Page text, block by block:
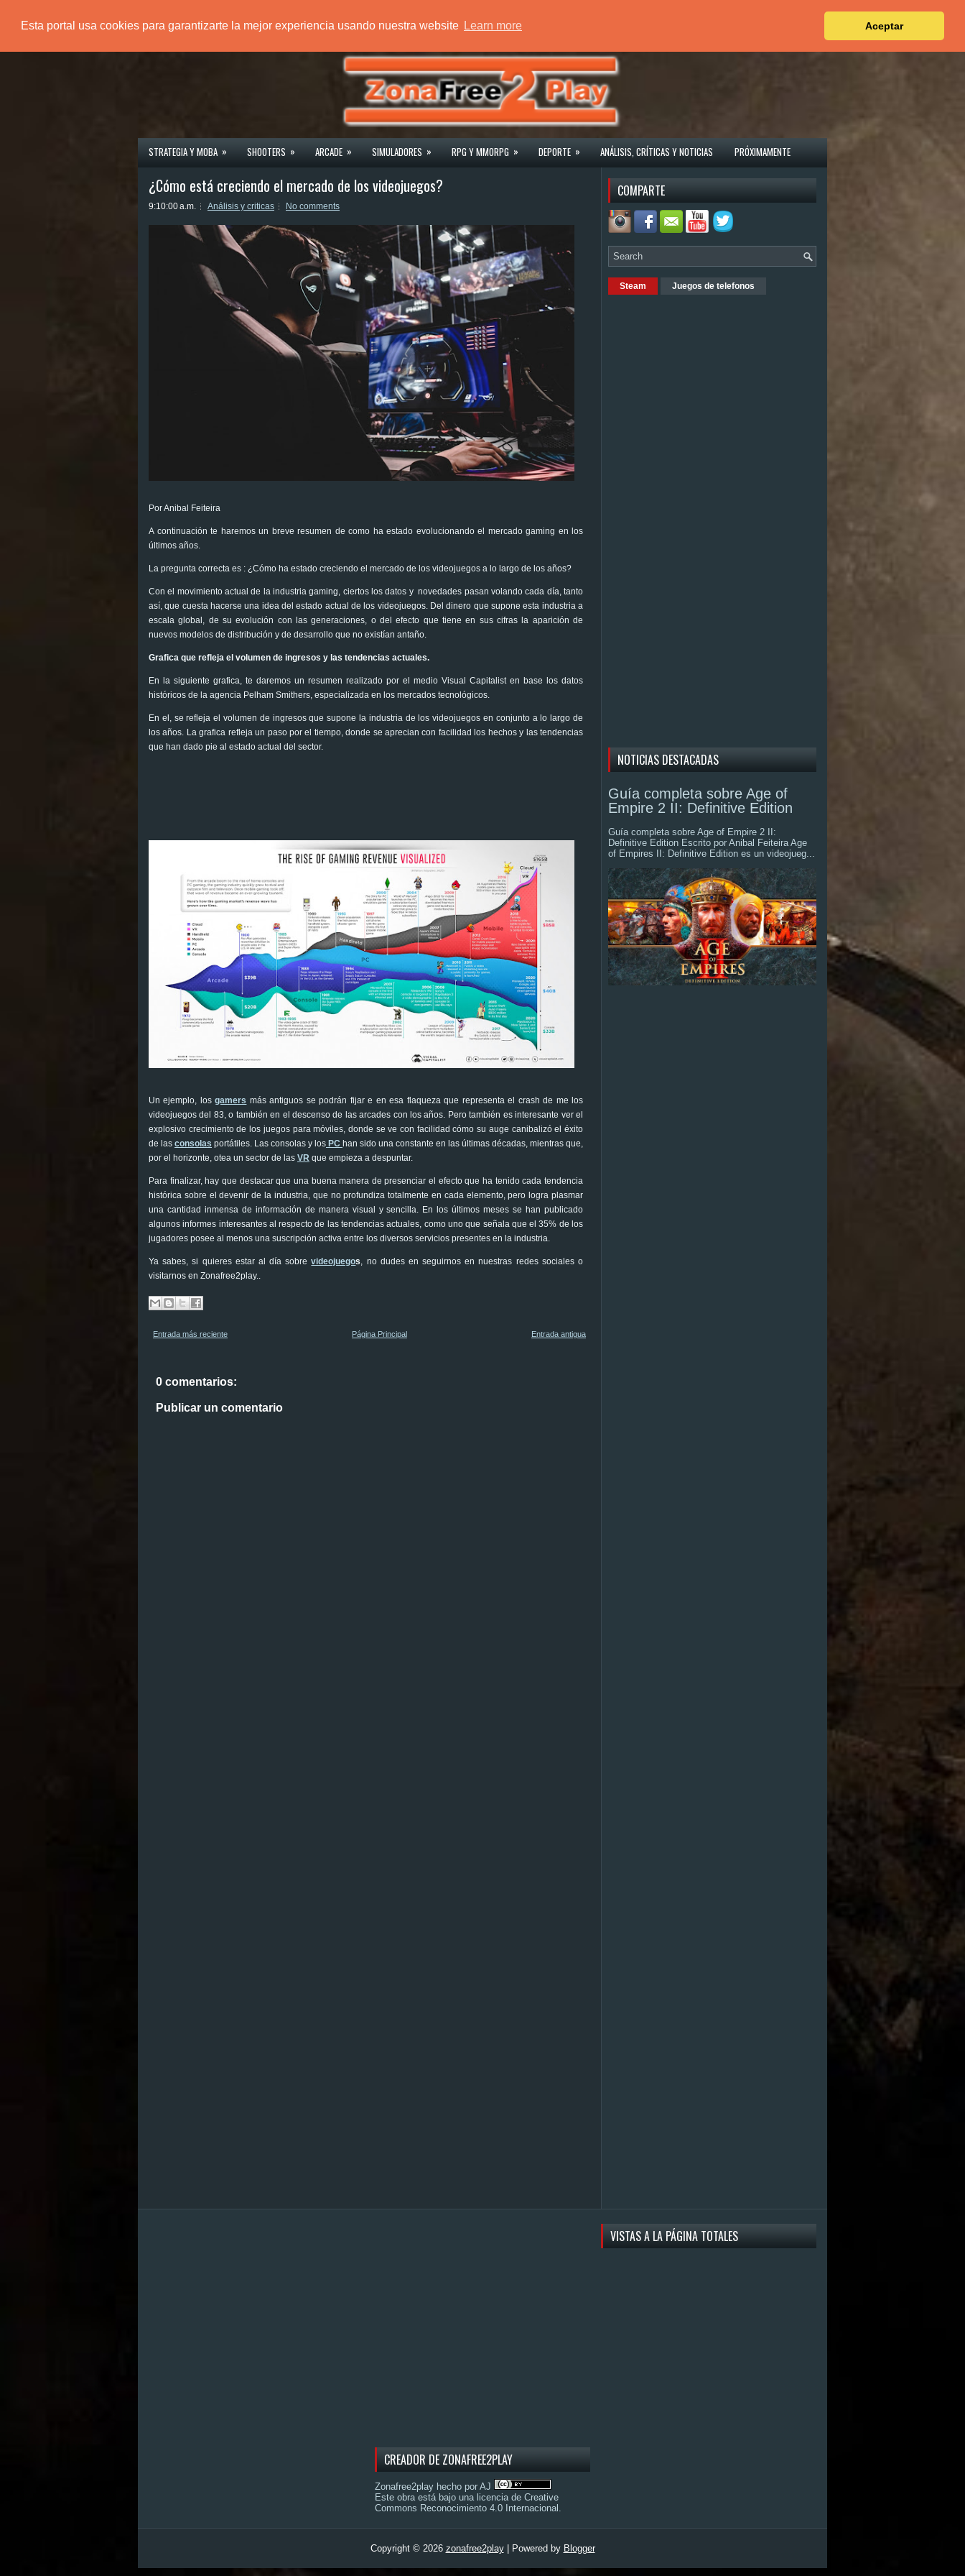
Esta portal usa cookies para garantizarte la mejor experiencia usando nuestra website Learn more Aceptar
PÁGINA PRINCIPAL
STRATEGIA Y MOBA » SHOOTERS » ARCADE » SIMULADORES » RPG Y MMORPG » DEPORTE » ANÁLISIS, CRÍTICAS Y NOTICIAS PRÓXIMAMENTE
¿Cómo está creciendo el mercado de los videojuegos?
9:10:00 a.m. Análisis y criticas No comments
Por Anibal Feiteira
A continuación te haremos un breve resumen de como ha estado evolucionando el mercado gaming en los
últimos años.
La pregunta correcta es : ¿Cómo ha estado creciendo el mercado de los videojuegos a lo largo de los años?
Con el movimiento actual de la industria gaming, ciertos los datos y novedades pasan volando cada día, tanto
así, que cuesta hacerse una idea del estado actual de los videojuegos. Del dinero que supone esta industria a
escala global, de su evolución con las generaciones, o del efecto que tiene en sus cifras la aparición de
nuevos modelos de distribución y de desarrollo que no existían antaño.
Grafica que refleja el volumen de ingresos y las tendencias actuales.
En la siguiente grafica, te daremos un resumen realizado por el medio Visual Capitalist en base los datos
históricos de la agencia Pelham Smithers, especializada en los mercados tecnológicos.
En el, se refleja el volumen de ingresos que supone la industria de los videojuegos en conjunto a lo largo de
los años. La grafica refleja un paso por el tiempo, donde se aprecian con facilidad los hechos y las tendencias
que han dado pie al estado actual del sector.
Un ejemplo, losgamers más antiguos se podrán fijar e en esa flaqueza que representa el crash de me los
videojuegos del 83, o también en el descenso de las arcades con los años. Pero también es interesante ver el
explosivo crecimiento de los juegos para móviles, donde se ve con facilidad cómo su auge canibalizó el éxito
de las consolas portátiles. Las consolas y los PC han sido una constante en las últimas décadas, mientras que,
por el horizonte, otea un sector de las VR que empieza a despuntar.
Para finalizar, hay que destacar que una buena manera de presenciar el efecto que ha tenido cada tendencia
histórica sobre el devenir de la industria, que no profundiza totalmente en cada elemento, pero logra plasmar
una cantidad inmensa de información de manera visual y sencilla. En los últimos meses se han publicado
algunos informes interesantes al respecto de las tendencias actuales, como uno que señala que el 35% de los
jugadores posee al menos una suscripción activa entre los diversos servicios presentes en la industria.
Ya sabes, si quieres estar al día sobrevideojuegos, no dudes en seguirnos en nuestras redes sociales o
visitarnos en Zonafree2play..
Entrada más reciente Entrada antigua
Página Principal
0 comentarios:
Publicar un comentario
COMPARTE
Steam Juegos de telefonos
NOTICIAS DESTACADAS
Guía completa sobre Age of
Empire 2 II: Definitive Edition
Guía completa sobre Age of Empire 2 II:
Definitive Edition Escrito por Anibal Feiteira Age
of Empires II: Definitive Edition es un videojueg...
CREADOR DE ZONAFREE2PLAY
Zonafree2play hecho por AJ
Este obra está bajo una licencia de Creative
Commons Reconocimiento 4.0 Internacional .
VISTAS A LA PÁGINA TOTALES
Copyright © 2026 zonafree2play| Powered by Blogger